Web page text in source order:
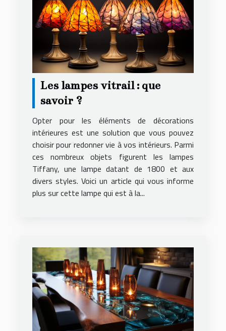
Les lampes vitrail : que
savoir ?
Opter pour les éléments de décorations
intérieures est une solution que vous pouvez
choisir pour redonner vie à vos intérieurs. Parmi
ces nombreux objets figurent les lampes
Tiffany, une lampe datant de 1800 et aux
divers styles. Voici un article qui vous informe
plus sur cette lampe qui est à la...